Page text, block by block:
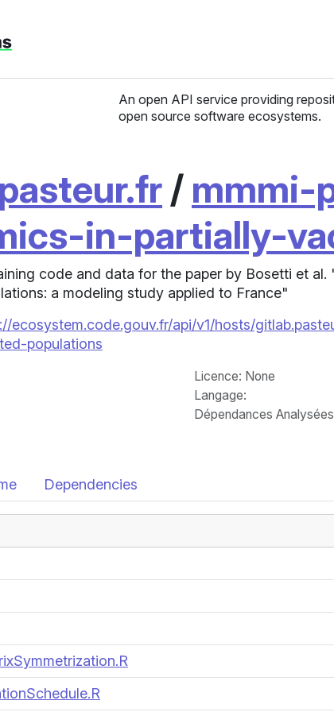
An open API service providing
open source software ecosystems.
/ mmmi-
in-partially-
code and data for the paper by Bosetti et
a modeling study applied to France"
ecosystem.code.gouv.fr/api/v1/hosts/
populations
Licence: None
Langage:
Dépendances
Dependencies